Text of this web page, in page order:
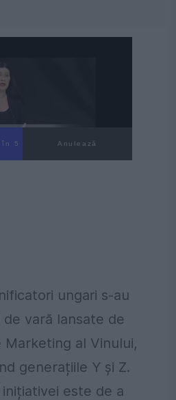
în 4 Anulează
ungari s-au
vară lansate de
al Vinului,
generațiile Y și Z.
este de a